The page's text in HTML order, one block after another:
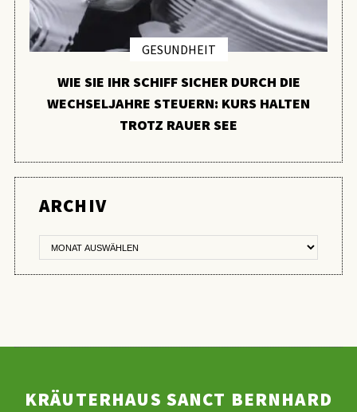
GESUNDHEIT
WIE SIE IHR SCHIFF SICHER DURCH DIE
WECHSELJAHRE STEUERN: KURS HALTEN
TROTZ RAUER SEE
ARCHIV
KRÄUTERHAUS SANCT BERNHARD